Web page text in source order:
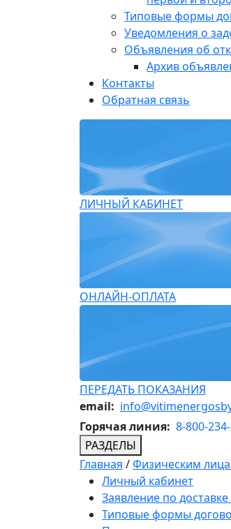
Типовые формы
Уведомления о
Объявления об
Архив
Контакты
Обратная связь
ЛИЧНЫЙ КАБИНЕТ
ОНЛАЙН-ОПЛАТА
ПЕРЕДАТЬ ПОКАЗАНИЯ
email:
Горячая линия: 8-800-
РАЗДЕЛЫ
Главная /Физическим
Личный кабинет
Заявление по
Типовые формы